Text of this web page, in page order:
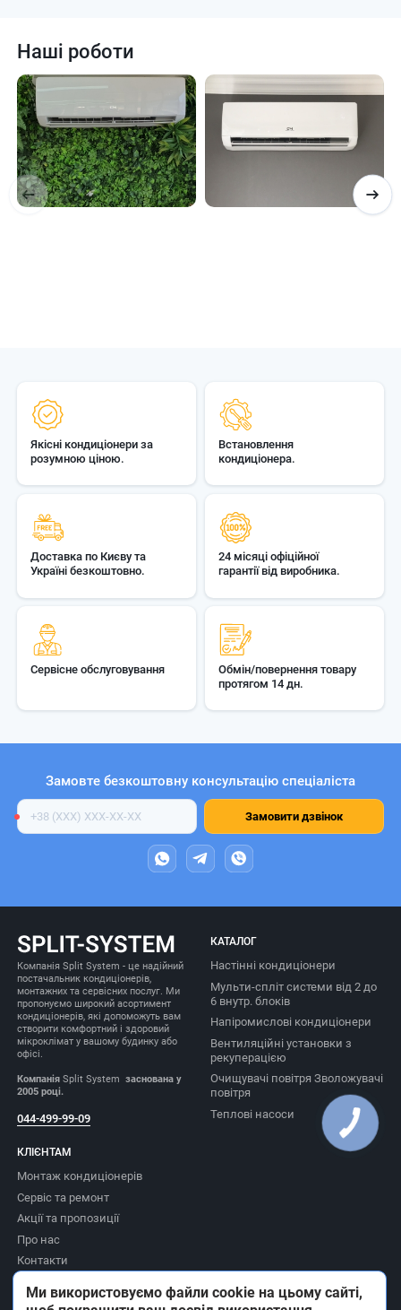
Наші роботи
Якісні кондиціонери за
розумною ціною.
Встановлення
кондиціонера.
Доставка по Києву та
Україні безкоштовно.
24 місяці офіційної
гарантії від виробника.
Сервісне обслуговування
Обмін/повернення товару
протягом 14 дн.
Замовте безкоштовну консультацію спеціаліста
Номер
телефону
Замовити дзвінок
Компанія Split System - це надійний
постачальник кондиціонерів,
монтажних та сервісних послуг. Ми
пропонуємо широкий асортимент
кондиціонерів, які допоможуть вам
створити комфортний і здоровий
мікроклімат у вашому будинку або
офісі.
Компанія Split System заснована у
2005 році.
044-499-99-09
КАТАЛОГ
Настінні кондиціонери
Мульти-спліт системи від 2 до
6 внутр. блоків
Напіромислові кондиціонери
Вентиляційні установки з
рекуперацією
Очищувачі повітря Зволожувачі
повітря
Теплові насоси
КЛІЄНТАМ
Монтаж кондиціонерів
Сервіс та ремонт
Акції та пропозиції
Про нас
Контакти
Повернення товару
Ми використовуємо файли cookie на цьому сайті,